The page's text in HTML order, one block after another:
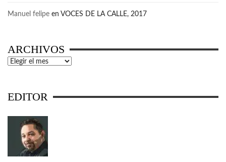
Manuel felipe en VOCES DE LA CALLE, 2017
ARCHIVOS
Archivos
EDITOR